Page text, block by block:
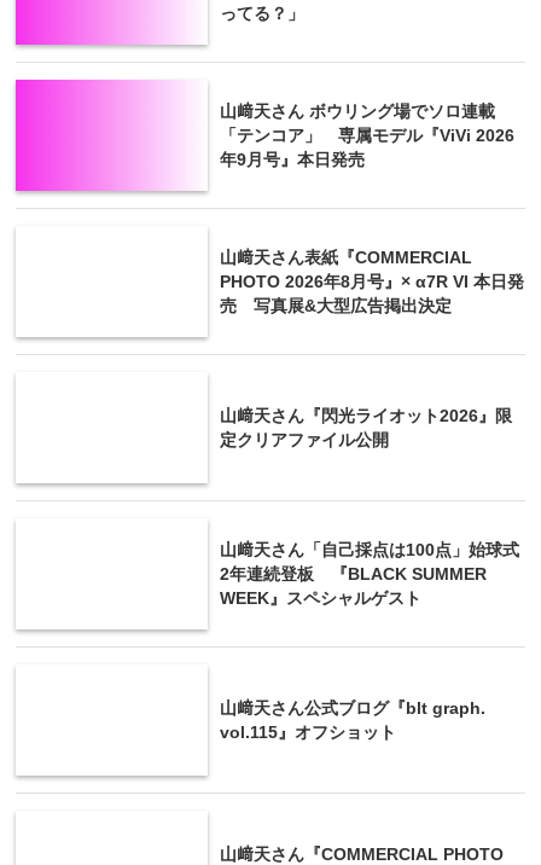
ってる？」
山﨑天さん ボウリング場でソロ連載
「テンコア」 専属モデル『ViVi 2026
年9月号』本日発売
山﨑天さん表紙『COMMERCIAL
PHOTO 2026年8月号』× α7R VI 本日発
売 写真展&大型広告掲出決定
山﨑天さん『閃光ライオット2026』限
定クリアファイル公開
山﨑天さん「自己採点は100点」始球式
2年連続登板 『BLACK SUMMER
WEEK』スペシャルゲスト
山﨑天さん公式ブログ『blt graph.
vol.115』オフショット
山﨑天さん『COMMERCIAL PHOTO